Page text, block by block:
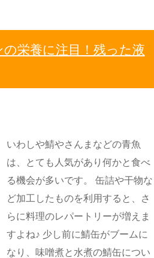
栄養に注目！残った液
いわしや鯖やさんまなどの青魚
は、とても人気があり何かと食べ
る機会が多いです。 缶詰や干物な
ど加工したものを利用すると、さ
らに料理のレパートリーが増えま
すよね♪ 少し前に鯖缶がブームに
なり、味噌煮と水煮の鯖缶につい